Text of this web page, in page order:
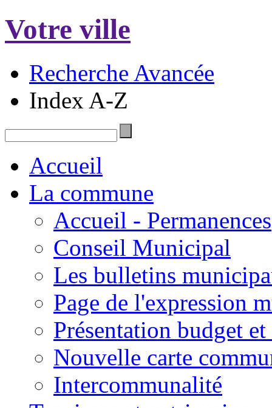
Votre ville
Recherche Avancée
Index A-Z
Accueil
La commune
Accueil - Permanences
Conseil Municipal
Les bulletins
Page de l'expression
Présentation budget
Nouvelle carte
Intercommunalité